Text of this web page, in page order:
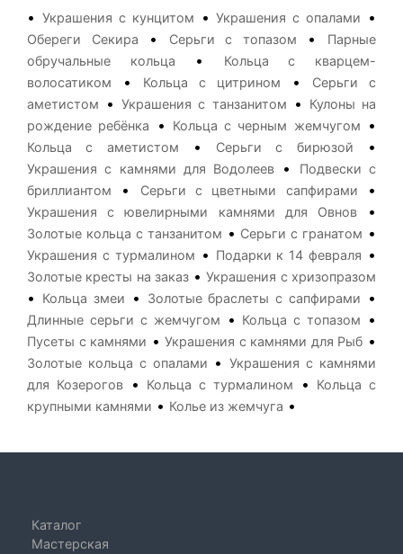
• Украшения с кунцитом •Украшения с опалами •
Обереги Секира • Серьги с топазом •
Парные
обручальные кольца
•
Кольца с кварцем-
волосатиком
• Кольца с цитрином •
Серьги с
аметистом
•Украшения с танзанитом •
Кулоны на
рождение ребёнка
• Кольца с черным жемчугом •
Кольца с аметистом • Серьги с бирюзой •
Украшения с камнями для Водолеев •
Подвески с
бриллиантом
• Серьги с цветными сапфирами •
Украшения с ювелирными камнями для Овнов•
Золотые кольца с танзанитом • Серьги с гранатом •
Украшения с турмалином • Подарки к 14 февраля •
Золотые кресты на заказ•Украшения с хризопразом
• Кольца змеи • Золотые браслеты с сапфирами •
Длинные серьги с жемчугом • Кольца с топазом •
Пусеты с камнями •Украшения с камнями для Рыб •
Золотые кольца с опалами •Украшения с камнями
для Козерогов• Кольца с турмалином •
Кольца с
крупными камнями • Колье из жемчуга •
Каталог
Мастерская